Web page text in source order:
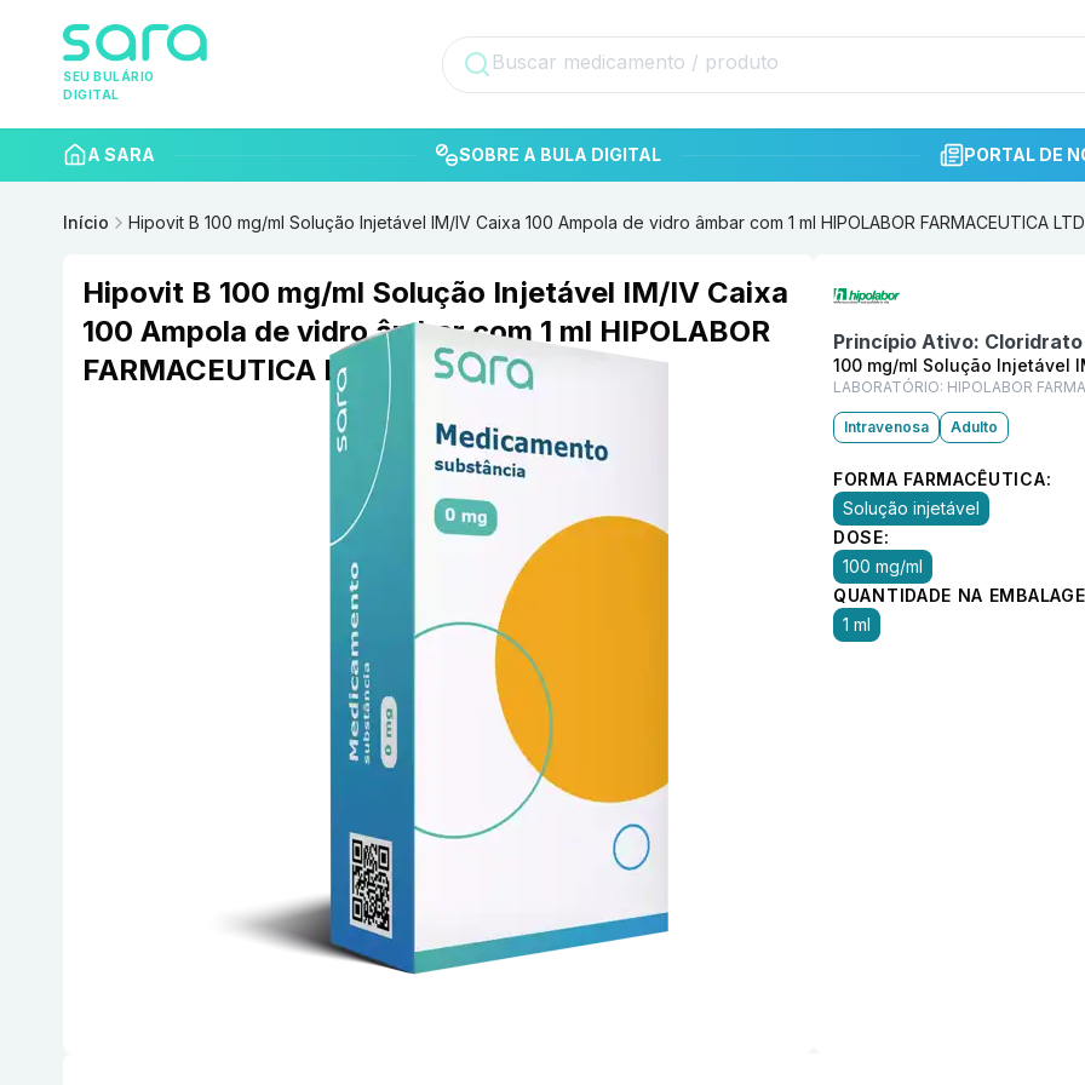
SEU BULÁRIO
DIGITAL
A SARA SOBRE A BULA DIGITAL PORTAL DE
Início Hipovit B 100 mg/ml Solução Injetável IM/IV Caixa 100 Ampola de vidro âmbar com 1 ml HIPOLABOR FARMACEUTICA
Hipovit B 100 mg/ml Solução Injetável IM/IV Caixa
100 Ampola de vidro âmbar com 1 ml HIPOLABOR
FARMACEUTICA LTDA
Princípio Ativo:
100 mg/ml Solução Injetável
LABORATÓRIO: HIPOLABOR
Intravenosa Adulto
FORMA FARMACÊUTICA:
Solução injetável
DOSE:
100 mg/ml
QUANTIDADE NA
1 ml